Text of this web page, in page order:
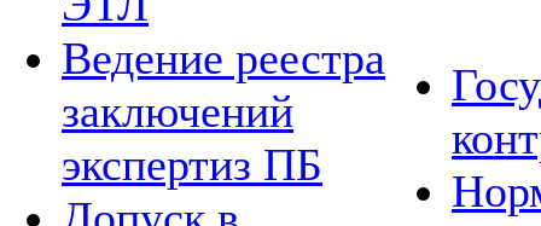
Ведение реестра
заключений
экспертиз ПБ